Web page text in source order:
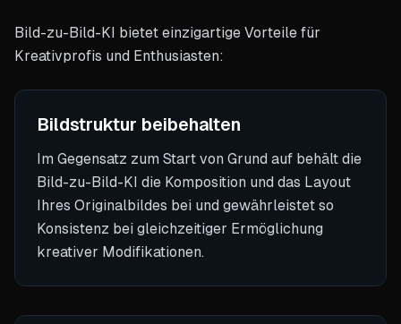
Bild-zu-Bild-KI bietet einzigartige Vorteile für
Kreativprofis und Enthusiasten:
Bildstruktur beibehalten
Im Gegensatz zum Start von Grund auf behält die
Bild-zu-Bild-KI die Komposition und das Layout
Ihres Originalbildes bei und gewährleistet so
Konsistenz bei gleichzeitiger Ermöglichung
kreativer Modifikationen.